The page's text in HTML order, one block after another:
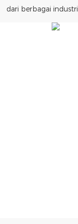
dari berbagai industri